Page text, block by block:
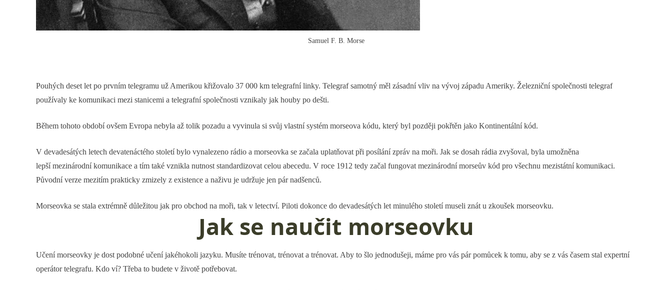
Samuel F. B. Morse
Pouhých deset let po prvním telegramu už Amerikou křižovalo 37 000 km telegrafní linky. Telegraf samotný měl zásadní vliv na vývoj západu Ameriky. Železniční společnosti telegraf
používaly ke komunikaci mezi stanicemi a telegrafní společnosti vznikaly jak houby po dešti.
Během tohoto období ovšem Evropa nebyla až tolik pozadu a vyvinula si svůj vlastní systém morseova kódu, který byl později pokřtěn jako Kontinentální kód.
V devadesátých letech devatenáctého století bylo vynalezeno rádio a morseovka se začala uplatňovat při posílání zpráv na moři. Jak se dosah rádia zvyšoval, byla umožněna
lepší mezinárodní komunikace a tím také vznikla nutnost standardizovat celou abecedu. V roce 1912 tedy začal fungovat mezinárodní morseův kód pro všechnu mezistátní komunikaci.
Původní verze mezitím prakticky zmizely z existence a naživu je udržuje jen pár nadšenců.
Morseovka se stala extrémně důležitou jak pro obchod na moři, tak v letectví. Piloti dokonce do devadesátých let minulého století museli znát u zkoušek morseovku.
Jak se naučit morseovku
Učení morseovky je dost podobné učení jakéhokoli jazyku. Musíte trénovat, trénovat a trénovat. Aby to šlo jednodušeji, máme pro vás pár pomůcek k tomu, aby se z vás časem stal expertní
operátor telegrafu. Kdo ví? Třeba to budete v životě potřebovat.